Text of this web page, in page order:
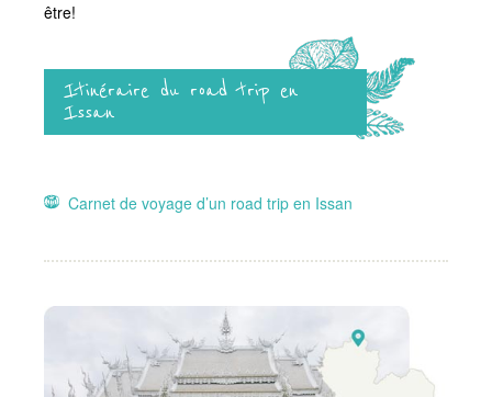
être!
Itinéraire du road trip en
Issan
Carnet de voyage d’un road trip en Issan